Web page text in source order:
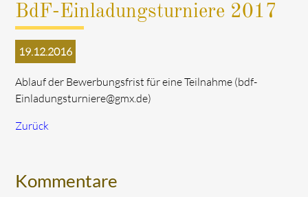
BdF-Einladungsturniere 2017
19.12.2016
Ablauf der Bewerbungsfrist für eine Teilnahme (bdf-
Einladungsturniere@gmx.de)
Zurück
Kommentare